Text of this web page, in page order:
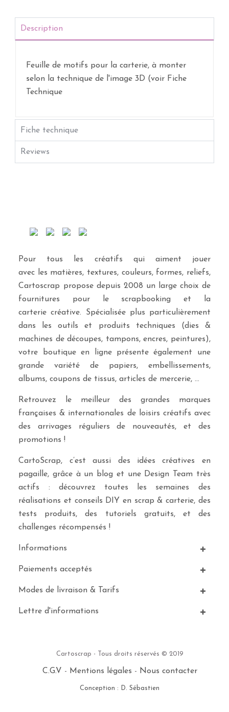
Description
Feuille de motifs pour la carterie, à monter
selon la technique de l'image 3D (voir Fiche
Technique
Fiche technique
Reviews
Pour tous les créatifs qui aiment jouer
avec les matières, textures, couleurs, formes, reliefs,
Cartoscrap propose depuis 2008 un large choix de
fournitures pour le scrapbooking et la
carterie créative. Spécialisée plus particulièrement
dans les outils et produits techniques (dies &
machines de découpes, tampons, encres, peintures),
votre boutique en ligne présente également une
grande variété de papiers, embellissements,
albums, coupons de tissus, articles de mercerie, …
Retrouvez le meilleur des grandes marques
françaises & internationales de loisirs créatifs avec
des arrivages réguliers de nouveautés, et des
promotions !
CartoScrap, c’est aussi des idées créatives en
pagaille, grâce à un blog et une Design Team très
actifs : découvrez toutes les semaines des
réalisations et conseils DIY en scrap & carterie, des
tests produits, des tutoriels gratuits, et des
challenges récompensés !
Informations
Paiements acceptés
Modes de livraison & Tarifs
Lettre d'informations
Cartoscrap - Tous droits réservés © 2019
C.G.V - Mentions légales - Nous contacter
Conception : D. Sébastien